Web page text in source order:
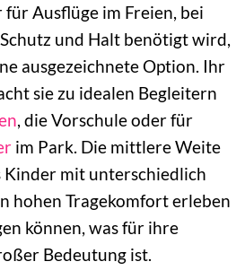
Ausflüge im Freien, bei
und Halt benötigt wird,
ausgezeichnete Option. Ihr
sie zu idealen Begleitern
, die Vorschule oder für
im Park. Die mittlere Weite
Kinder mit unterschiedlich
hohen Tragekomfort erleben
können, was für ihre
Bedeutung ist.